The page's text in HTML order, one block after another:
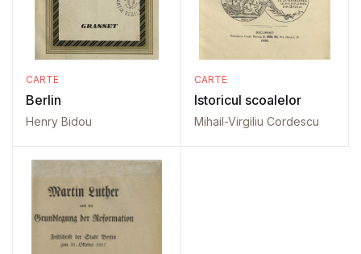
CARTE
Berlin
Henry Bidou
CARTE
Istoricul scoalelor
Mihail-Virgiliu Cordescu